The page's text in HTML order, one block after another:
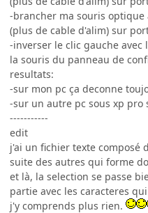
-brancher ma souris
(plus de cable d'alim) sur
-inverser le clic gauche
la souris du panneau de
resultats:
-sur mon pc ça deconne
-sur un autre pc sous xp
-----------
edit
j'ai un fichier texte composé
suite des autres qui forme
et là, la selection se passe
partie avec les caracteres
j'y comprends plus rien.